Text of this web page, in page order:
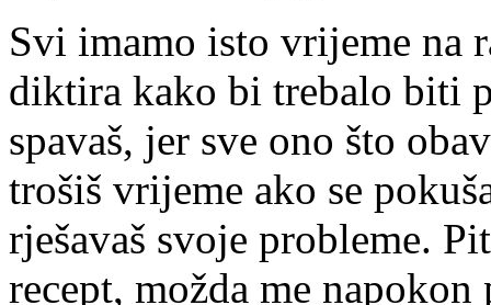
Svi imamo isto vrijeme na
diktira kako bi trebalo biti
spavaš, jer sve ono što
trošiš vrijeme ako se
rješavaš svoje probleme.
recept, možda me